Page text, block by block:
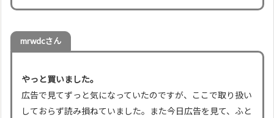
mrwdcさん
やっと買いました。
広告で見てずっと気になっていたのですが、ここで取り扱い
しておらず読み損ねていました。また今日広告を見て、ふと